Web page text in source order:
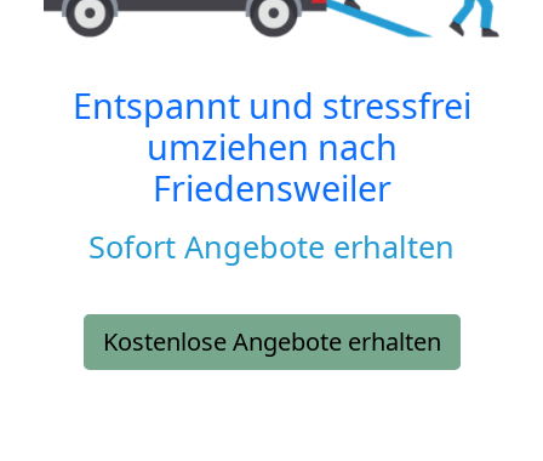
Entspannt und stressfrei
umziehen nach
Friedensweiler
Sofort Angebote erhalten
Kostenlose Angebote erhalten